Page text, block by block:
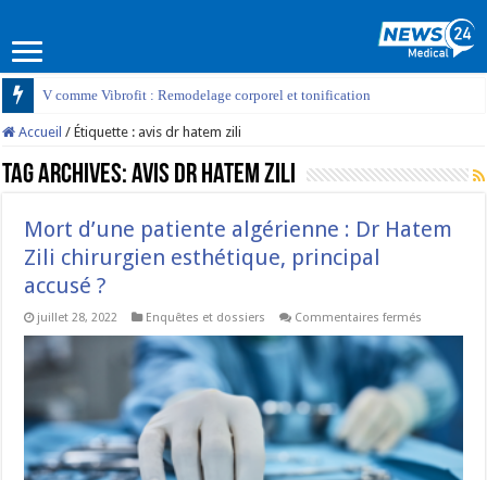
V comme Vibrofit : Remodelage corporel et tonification
Accueil / Étiquette : avis dr hatem zili
Tag Archives:avis dr hatem zili
Mort d’une patiente algérienne : Dr Hatem
Zili chirurgien esthétique, principal
accusé ?
juillet 28, 2022 Enquêtes et dossiers Commentaires fermés
d’une
patiente
algérienne :
Dr
Hatem
Zili
chirurgien
esthétique,
principal
accusé ?